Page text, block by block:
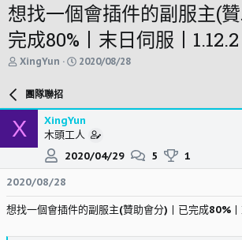
想找一個會插件的副服主(
完成80%丨末日伺服丨1.12.2
主
起
人
XingYun
開
2020/08/28
團隊聯招
X
XingYun
木頭工人
2020/04/29
5
1
2020/08/28
想找一個會插件的副服主(贊助會分)丨已完成80%